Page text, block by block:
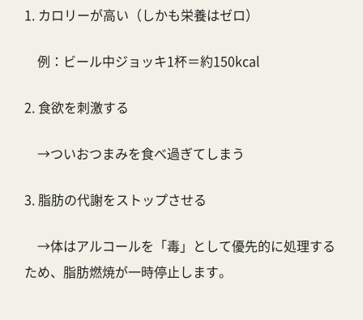
1. カロリーが高い（しかも栄養はゼロ）
例：ビール中ジョッキ1杯＝約150kcal
2.食欲を刺激する
→ついおつまみを食べ過ぎてしまう
3. 脂肪の代謝をストップさせる
→体はアルコールを「毒」として優先的に処理する
ため、脂肪燃焼が一時停止します。